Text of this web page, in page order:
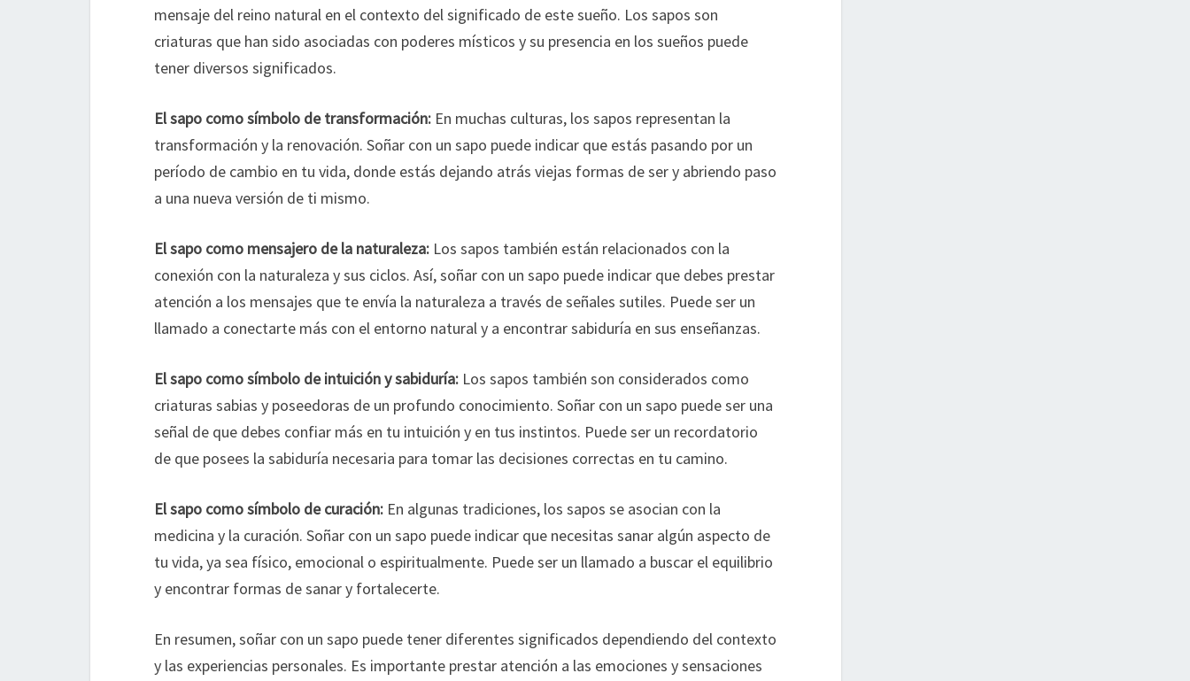
mensaje del reino natural en el contexto del significado de este sueño. Los sapos son
criaturas que han sido asociadas con poderes místicos y su presencia en los sueños puede
tener diversos significados.
El sapo como símbolo de transformación: En muchas culturas, los sapos representan la
transformación y la renovación. Soñar con un sapo puede indicar que estás pasando por un
período de cambio en tu vida, donde estás dejando atrás viejas formas de ser y abriendo paso
a una nueva versión de ti mismo.
El sapo como mensajero de la naturaleza: Los sapos también están relacionados con la
conexión con la naturaleza y sus ciclos. Así, soñar con un sapo puede indicar que debes prestar
atención a los mensajes que te envía la naturaleza a través de señales sutiles. Puede ser un
llamado a conectarte más con el entorno natural y a encontrar sabiduría en sus enseñanzas.
El sapo como símbolo de intuición y sabiduría: Los sapos también son considerados como
criaturas sabias y poseedoras de un profundo conocimiento. Soñar con un sapo puede ser una
señal de que debes confiar más en tu intuición y en tus instintos. Puede ser un recordatorio
de que posees la sabiduría necesaria para tomar las decisiones correctas en tu camino.
El sapo como símbolo de curación: En algunas tradiciones, los sapos se asocian con la
medicina y la curación. Soñar con un sapo puede indicar que necesitas sanar algún aspecto de
tu vida, ya sea físico, emocional o espiritualmente. Puede ser un llamado a buscar el equilibrio
y encontrar formas de sanar y fortalecerte.
En resumen, soñar con un sapo puede tener diferentes significados dependiendo del contexto
y las experiencias personales. Es importante prestar atención a las emociones y sensaciones